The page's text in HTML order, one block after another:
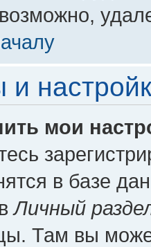
мои
в базе
Личный
Там вы